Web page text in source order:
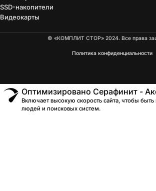
SSD-накопители
Видеокарты
© «КОМПЛИТ СТОР» 2024. Все права
Политика конфиденциальности
Оптимизировано Серафинит -
Включает высокую скорость сайта, чтобы
людей и поисковых систем.